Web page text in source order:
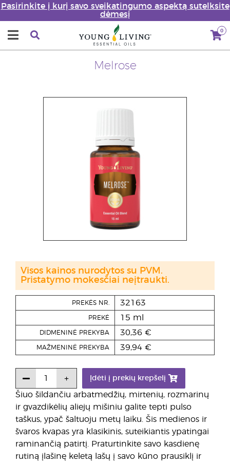
Pasirinkite į kurį savo sveikatingumo aspektą sutelksite
dėmesį
0
Melrose
Šiuo šildančiu arbatmedžių, mirtenių, rozmarinų
ir gvazdikėlių aliejų mišiniu galite tepti pulso
taškus, ypač šaltuoju metų laiku. Šis medienos ir
švaros kvapas yra klasikinis, suteikiantis ypatingai
raminančią patirtį. Praturtinkite savo kasdienę
rutiną įlašinę keletą lašų į savo kūno prausiklį ir
PREKĖS NR. 32163
PREKĖ 15 ml
DIDMENINĖ PREKYBA 30,36 €
MAŽMENINĖ PREKYBA 39,94 €
Įdėti į prekių krepšelį
Visos kainos nurodytos su PVM.
Pristatymo mokesčiai neįtraukti.